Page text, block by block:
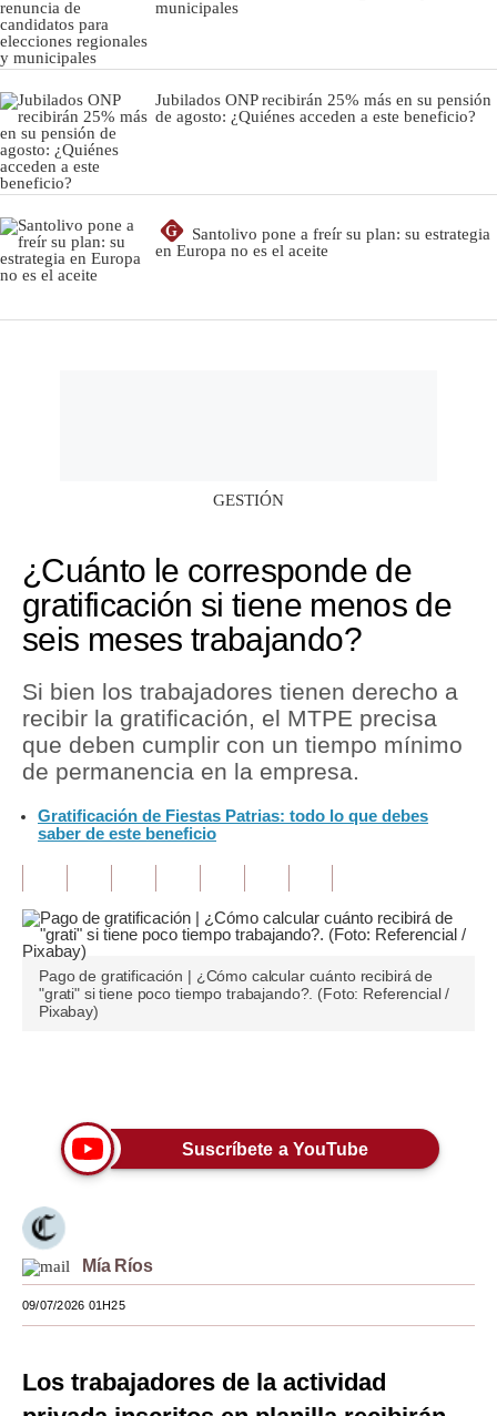
municipales
Jubilados ONP recibirán 25% más en su pensión
de agosto: ¿Quiénes acceden a este beneficio?
G
Santolivo pone a freír su plan: su estrategia
en Europa no es el aceite